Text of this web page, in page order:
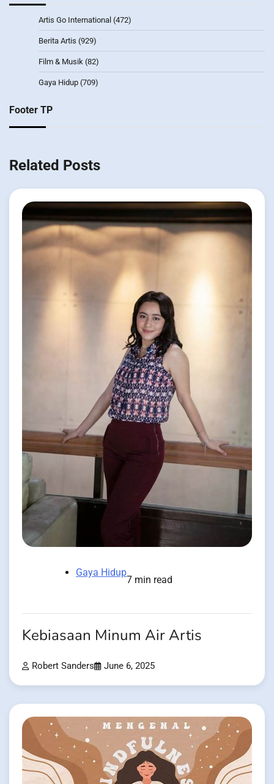
Artis Go International (472)
Berita Artis (929)
Film & Musik (82)
Gaya Hidup (709)
Footer TP
Related Posts
Gaya Hidup
7 min read
Kebiasaan Minum Air Artis
Robert Sanders June 6, 2025